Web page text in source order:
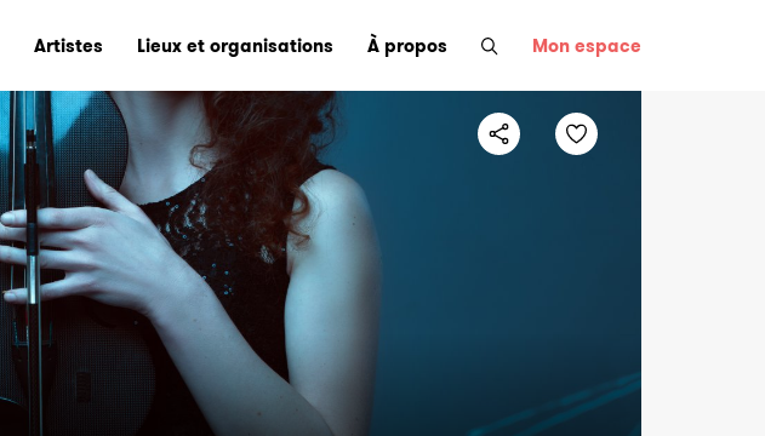
Artistes Lieux et organisations À propos Mon espace